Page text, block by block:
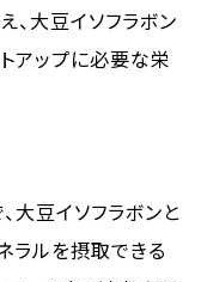
、大豆イソフラボン
アップに必要な栄
大豆イソフラボンと
ラルを摂取できる